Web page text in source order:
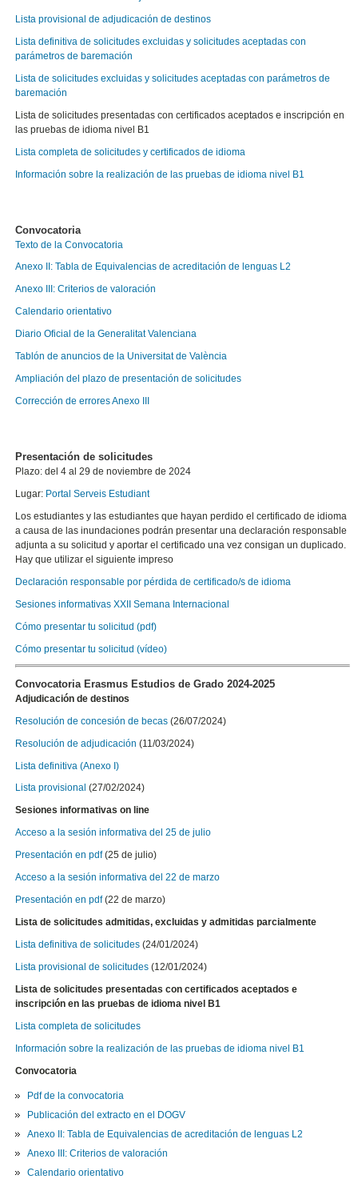
Lista provisional de adjudicación de destinos
Lista definitiva de solicitudes excluidas y solicitudes aceptadas con
parámetros de baremación
Lista de solicitudes excluidas y solicitudes aceptadas con parámetros de
baremación
Lista de solicitudes presentadas con certificados aceptados e inscripción en
las pruebas de idioma nivel B1
Lista completa de solicitudes y certificados de idioma
Información sobre la realización de las pruebas de idioma nivel B1
Convocatoria
Texto de la Convocatoria
Anexo II: Tabla de Equivalencias de acreditación de lenguas L2
Anexo III: Criterios de valoración
Calendario orientativo
Diario Oficial de la Generalitat Valenciana
Tablón de anuncios de la Universitat de València
Ampliación del plazo de presentación de solicitudes
Corrección de errores Anexo III
Presentación de solicitudes
Plazo: del 4 al 29 de noviembre de 2024
Lugar: Portal Serveis Estudiant
Los estudiantes y las estudiantes que hayan perdido el certificado de idioma
a causa de las inundaciones podrán presentar una declaración responsable
adjunta a su solicitud y aportar el certificado una vez consigan un duplicado.
Hay que utilizar el siguiente impreso
Declaración responsable por pérdida de certificado/s de idioma
Sesiones informativas XXII Semana Internacional
Cómo presentar tu solicitud (pdf)
Cómo presentar tu solicitud (vídeo)
Convocatoria Erasmus Estudios de Grado 2024-2025
Adjudicación de destinos
Resolución de concesión de becas (26/07/2024)
Resolución de adjudicación(11/03/2024)
Lista definitiva (Anexo I)
Lista provisional (27/02/2024)
Sesiones informativas on line
Acceso a la sesión informativa del 25 de julio
Presentación en pdf(25 de julio)
Acceso a la sesión informativa del 22 de marzo
Presentación en pdf(22 de marzo)
Lista de solicitudes admitidas, excluidas y admitidas parcialmente
Lista definitiva de solicitudes (24/01/2024)
Lista provisional de solicitudes (12/01/2024)
Lista de solicitudes presentadas con certificados aceptados e
inscripción en las pruebas de idioma nivel B1
Lista completa de solicitudes
Información sobre la realización de las pruebas de idioma nivel B1
Convocatoria
Pdf de la convocatoria
Publicación del extracto en el DOGV
Anexo II: Tabla de Equivalencias de acreditación de lenguas L2
Anexo III: Criterios de valoración
Calendario orientativo